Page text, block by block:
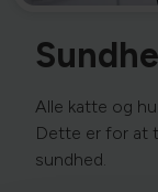
Alle katte og
Dette er for at
sundhed.